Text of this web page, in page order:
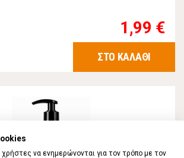
1,99 €
ΣΤΟ ΚΑΛΑΘΙ
να ενημερώνονται για τον τρόπο με τον